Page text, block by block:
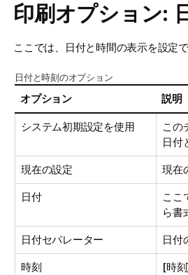
印刷オプション:
ここでは、日付と時間の表示を設定で
日付と時刻のオプション
オプション 説明
システム初期設定を使用
この
日付
現在の設定 現在
日付
ここ
ら書
日付セパレーター 日付
時刻
[時